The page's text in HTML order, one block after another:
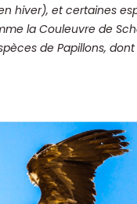
hiver), et certaines
la Couleuvre de
de Papillons,